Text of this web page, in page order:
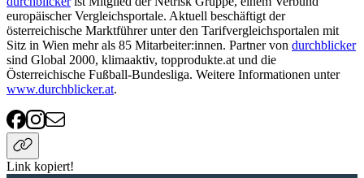
europäischer Vergleichsportale. Aktuell beschäftigt der
österreichische Marktführer unter den Tarifvergleichsportalen mit
Sitz in Wien mehr als 85 Mitarbeiter:innen. Partner von durchblicker
sind Global 2000, klimaaktiv, topprodukte.at und die
Österreichische Fußball-Bundesliga. Weitere Informationen unter
www.durchblicker.at.
Link kopiert!